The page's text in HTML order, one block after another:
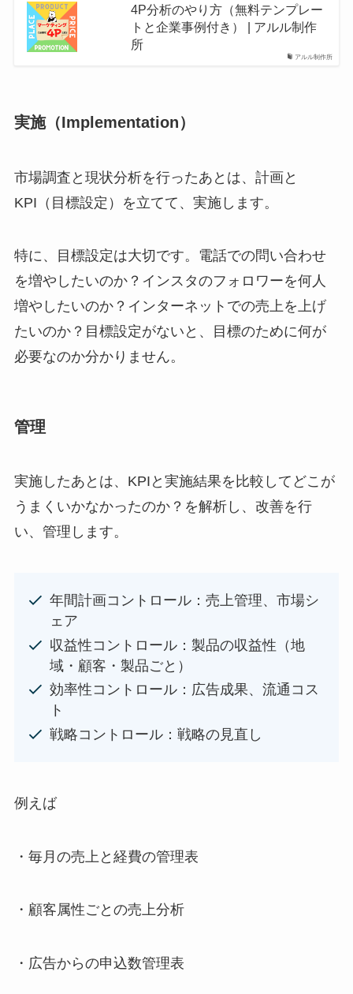
アルル制作所
4P分析のやり方（無料テンプレー
トと企業事例付き） | アルル制作
所
実施（Implementation）
市場調査と現状分析を行ったあとは、計画と
KPI（目標設定）を立てて、実施します。
特に、目標設定は大切です。電話での問い合わせ
を増やしたいのか？インスタのフォロワーを何人
増やしたいのか？インターネットでの売上を上げ
たいのか？目標設定がないと、目標のために何が
必要なのか分かりません。
管理
実施したあとは、KPIと実施結果を比較してどこが
うまくいかなかったのか？を解析し、改善を行
い、管理します。
年間計画コントロール：売上管理、市場シ
ェア
収益性コントロール：製品の収益性（地
域・顧客・製品ごと）
効率性コントロール：広告成果、流通コス
ト
戦略コントロール：戦略の見直し
例えば
・毎月の売上と経費の管理表
・顧客属性ごとの売上分析
・広告からの申込数管理表